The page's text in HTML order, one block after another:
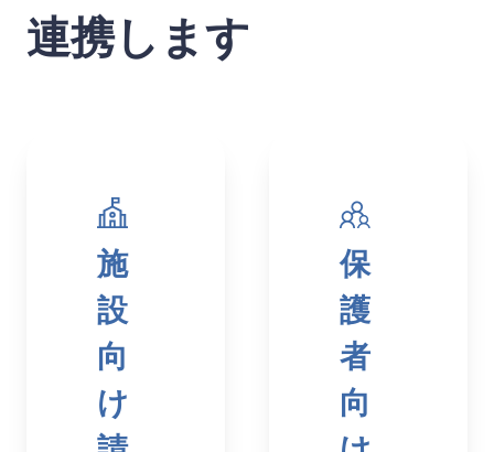
連携します
施
設
向
け
保
護
者
向